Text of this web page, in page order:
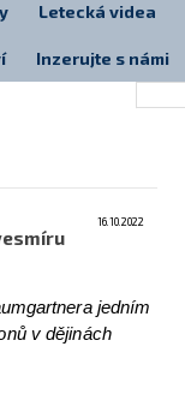
16.10.2022
jedním
v dějinách
Letecká videa
Inzerujte s námi